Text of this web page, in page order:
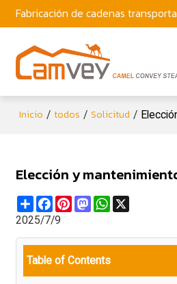
Fabricación de cadenas
Inicio / todos / Solicitud /
Elección y
ShareFacebook
Pinterest
MastodonWhatsApp
2025/7/9
Table of Contents